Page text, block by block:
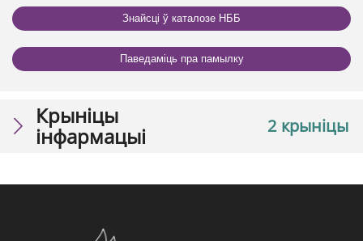
Знайсці ў каталозе НББ
Паведаміць пра памылку
2 крыніцы
Крыніцы
інфармацыі